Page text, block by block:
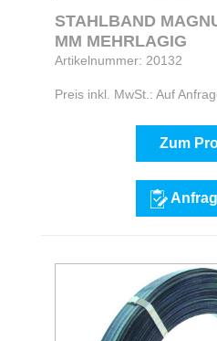
STAHLBAND
MM MEHRLAGIG
Artikelnummer: 20132
Preis inkl. MwSt.: Auf
Zum